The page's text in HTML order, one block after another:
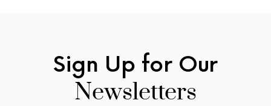
Sign Up for Our
Newsletters